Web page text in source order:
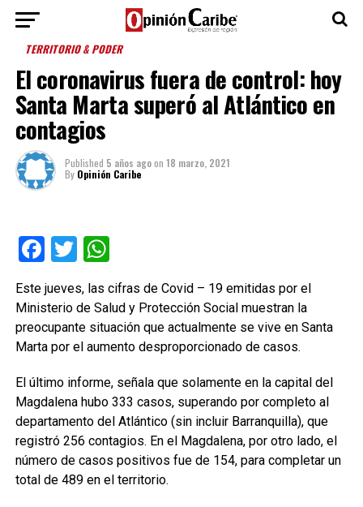
TERRITORIO & PODER
El coronavirus fuera de control: hoy
Santa Marta superó al Atlántico en
contagios
Published 5 años agoon 18 marzo, 2021
By Opinión Caribe
Facebook
TwitterWhatsApp
Este jueves, las cifras de Covid – 19 emitidas por el
Ministerio de Salud y Protección Social muestran la
preocupante situación que actualmente se vive en Santa
Marta por el aumento desproporcionado de casos.
El último informe, señala que solamente en la capital del
Magdalena hubo 333 casos, superando por completo al
departamento del Atlántico (sin incluir Barranquilla), que
registró 256 contagios. En el Magdalena, por otro lado, el
número de casos positivos fue de 154, para completar un
total de 489 en el territorio.